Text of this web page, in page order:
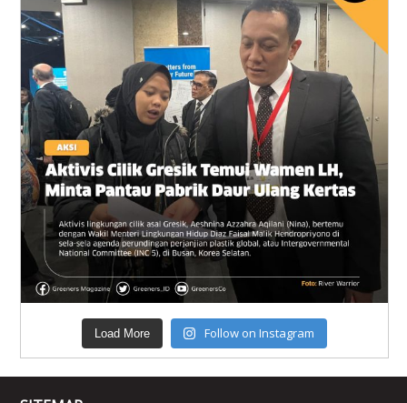
Load More Follow on Instagram